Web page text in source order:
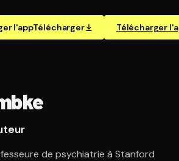
l'appTélécharger Télécharger
de psychiatrie à Stanford